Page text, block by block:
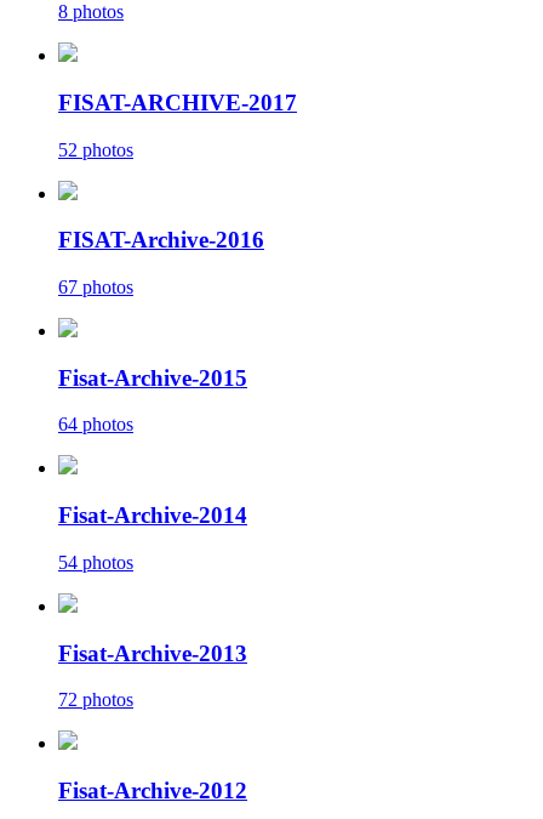
8 photos
FISAT-ARCHIVE-2017
52 photos
FISAT-Archive-2016
67 photos
Fisat-Archive-2015
64 photos
Fisat-Archive-2014
54 photos
Fisat-Archive-2013
72 photos
Fisat-Archive-2012